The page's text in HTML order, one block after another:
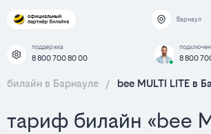
Барнаул
поддержка
8 800 700 80 00 8 800
билайн в Барнауле / bee MULTI LITE в
тариф билайн «bee